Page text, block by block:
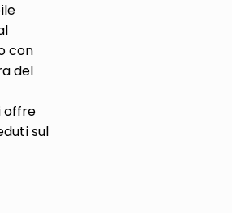
con
del
offre
sul